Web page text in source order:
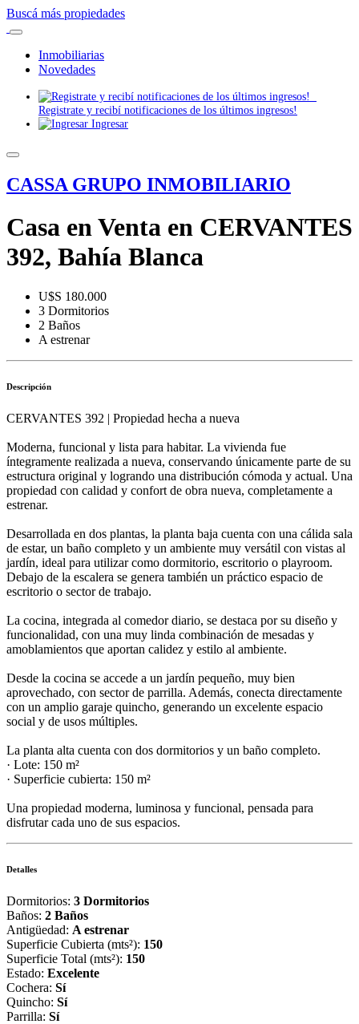
Buscá más propiedades
Inmobiliarias
Novedades
Registrate y recibí notificaciones de los últimos ingresos!
Ingresar
CASSA GRUPO INMOBILIARIO
Casa en Venta en CERVANTES
392, Bahía Blanca
U$S 180.000
3 Dormitorios
2 Baños
A estrenar
Descripción
CERVANTES 392 | Propiedad hecha a nueva
Moderna, funcional y lista para habitar. La vivienda fue
íntegramente realizada a nueva, conservando únicamente parte de su
estructura original y logrando una distribución cómoda y actual. Una
propiedad con calidad y confort de obra nueva, completamente a
estrenar.
Desarrollada en dos plantas, la planta baja cuenta con una cálida sala
de estar, un baño completo y un ambiente muy versátil con vistas al
jardín, ideal para utilizar como dormitorio, escritorio o playroom.
Debajo de la escalera se genera también un práctico espacio de
escritorio o sector de trabajo.
La cocina, integrada al comedor diario, se destaca por su diseño y
funcionalidad, con una muy linda combinación de mesadas y
amoblamientos que aportan calidez y estilo al ambiente.
Desde la cocina se accede a un jardín pequeño, muy bien
aprovechado, con sector de parrilla. Además, conecta directamente
con un amplio garaje quincho, generando un excelente espacio
social y de usos múltiples.
La planta alta cuenta con dos dormitorios y un baño completo.
· Lote: 150 m²
· Superficie cubierta: 150 m²
Una propiedad moderna, luminosa y funcional, pensada para
disfrutar cada uno de sus espacios.
Detalles
Dormitorios: 3 Dormitorios
Baños: 2 Baños
Antigüedad: A estrenar
Superficie Cubierta (mts²): 150
Superficie Total (mts²): 150
Estado: Excelente
Cochera: Sí
Quincho: Sí
Parrilla: Sí